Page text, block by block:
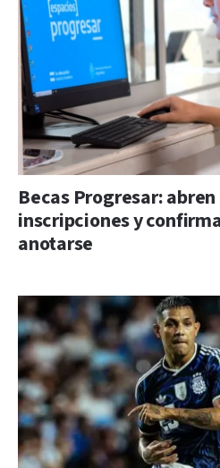
Becas Progresar:
inscripciones y
anotarse